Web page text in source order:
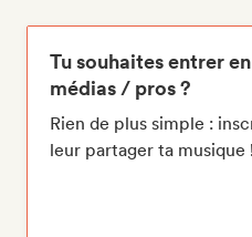
Tu souhaites entrer
médias / pros ?
Rien de plus simple :
leur partager ta musique !